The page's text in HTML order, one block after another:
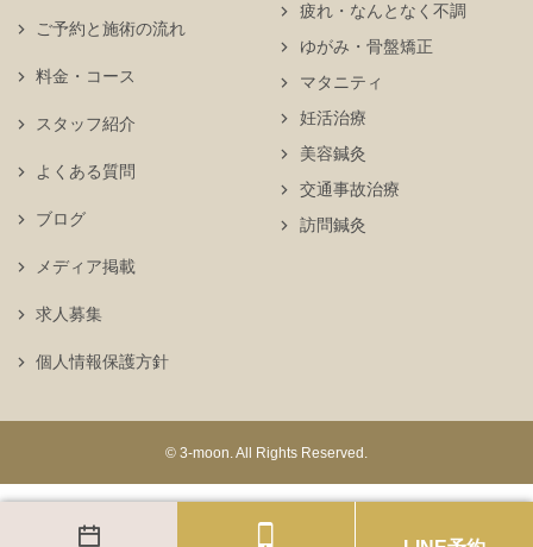
疲れ・なんとなく不調
ゆがみ・骨盤矯正
マタニティ
妊活治療
美容鍼灸
交通事故治療
訪問鍼灸
ご予約と施術の流れ
料金・コース
スタッフ紹介
よくある質問
ブログ
メディア掲載
求人募集
個人情報保護方針
© 3-moon. All Rights Reserved.